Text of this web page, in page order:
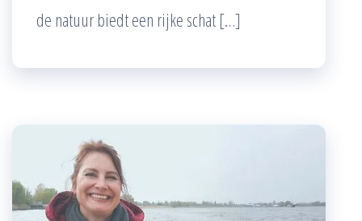
de natuur biedt een rijke schat […]